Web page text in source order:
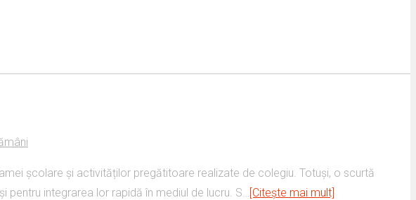
școlare și activităților pregătitoare realizate de colegiu. Totuși, o scurtă
integrarea lor rapidă în mediul de lucru. S…
[Citește mai mult]